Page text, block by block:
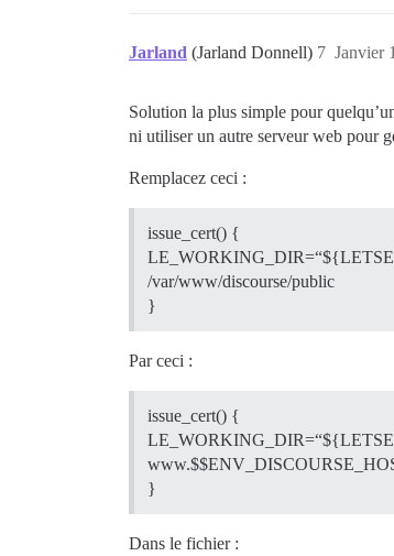
Jarland (Jarland Donnell) Janvier
7
Solution la plus simple pour
ni utiliser un autre serveur web pour
Remplacez ceci :
issue_cert() {
/var/www/discourse/public
}
Par ceci :
issue_cert() {
}
Dans le fichier :